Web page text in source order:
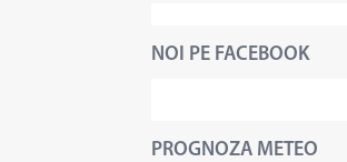
NOI PE FACEBOOK
PROGNOZA METEO